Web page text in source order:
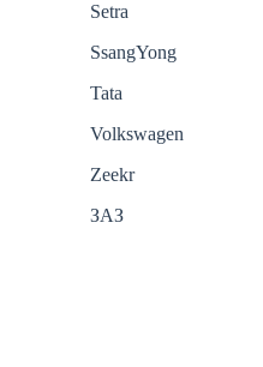
Setra
SsangYong
Tata
Volkswagen
Zeekr
ЗАЗ